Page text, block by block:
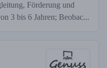
Förderung und
3 bis 6 Jahren; Beobac...